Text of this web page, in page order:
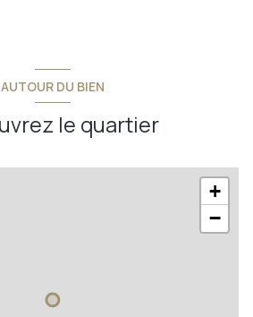
AUTOUR DU BIEN
le quartier
+
−